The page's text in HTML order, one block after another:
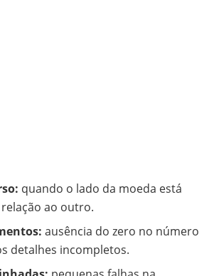
quando o lado da moeda está
ao outro.
ausência do zero no número
detalhes incompletos.